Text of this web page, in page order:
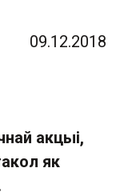
09.12.2018
акцыі,
як